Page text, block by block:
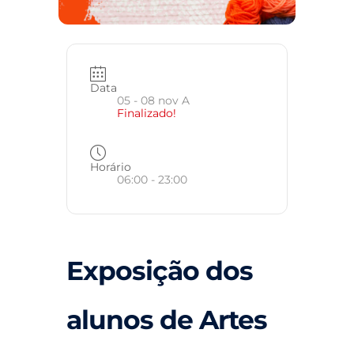
Data
05 - 08 nov A
Finalizado!
Horário
06:00 - 23:00
Exposição dos
alunos de Artes